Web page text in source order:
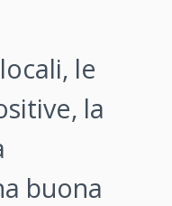
le
la
buona